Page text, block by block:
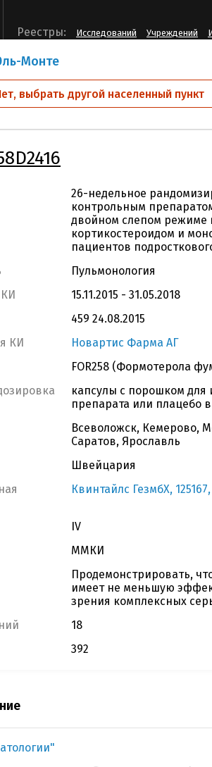
Монте
выбрать другой населенный пункт
Реестры: Исследований Учреждений
CFOR258D2416
26-недельное
контрольным
двойном слепом режиме
кортикостероидом и
пациентов
Пульмонология
15.11.2015 - 31.05.2018
459 24.08.2015
КИ
Новартис Фарма АГ
FOR258 (Формотерола
капсулы с порошком для
препарата или плацебо
Всеволожск, Кемерово,
Саратов, Ярославль
Швейцария
Квинтайлс ГезмбХ,
IV
ММКИ
Продемонстрировать,
имеет не меньшую
зрения комплексных
18
392